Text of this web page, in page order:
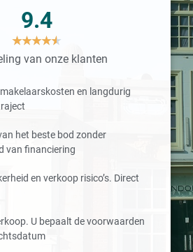
9.4
★★★★★
van onze klanten
en langdurig
het beste bod zonder
van financiering
en verkoop risico’s. Direct
U bepaalt de voorwaarden